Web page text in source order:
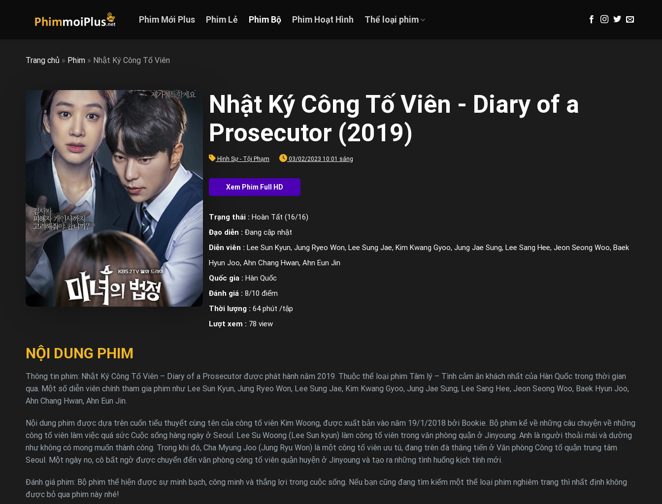
Phim Mới Plus Phim Lẻ Phim Bộ Phim Hoạt Hình Thể loại phim
Trang chủ » Phim » Nhật Ký Công Tố Viên
Nhật Ký Công Tố Viên - Diary of a
Prosecutor (2019)
Hình Sự - Tội Phạm 03/02/2023 10:01 sáng
Trạng thái : Hoàn Tất (16/16)
Đạo diễn : Đang cập nhật
Diễn viên : Lee Sun Kyun, Jung Ryeo Won, Lee Sung Jae, Kim Kwang Gyoo, Jung Jae Sung, Lee Sang Hee, Jeon Seong Woo, Baek
Hyun Joo, Ahn Chang Hwan, Ahn Eun Jin
Quốc gia : Hàn Quốc
Đánh giá : 8/10 điểm
Thời lượng : 64 phút /tập
Lượt xem : 78 view
NỘI DUNG PHIM
Thông tin phim: Nhật Ký Công Tố Viên – Diary of a Prosecutor được phát hành năm 2019. Thuộc thể loại phim Tâm lý – Tình cảm ăn khách nhất của Hàn Quốc trong thời gian
qua. Một số diễn viên chính tham gia phim như Lee Sun Kyun, Jung Ryeo Won, Lee Sung Jae, Kim Kwang Gyoo, Jung Jae Sung, Lee Sang Hee, Jeon Seong Woo, Baek Hyun Joo,
Ahn Chang Hwan, Ahn Eun Jin.
Nội dung phim được dựa trên cuốn tiểu thuyết cùng tên của công tố viên Kim Woong, được xuất bản vào năm 19/1/2018 bởi Bookie. Bộ phim kể về những câu chuyện về những
công tố viên làm việc quá sức Cuộc sống hàng ngày ở Seoul. Lee Su Woong (Lee Sun kyun) làm công tố viên trong văn phòng quận ở Jinyoung. Anh là người thoải mái và dường
như không có mong muốn thành công. Trong khi đó, Cha Myung Joo (Jung Ryu Won) là một công tố viên ưu tú, đang trên đà thăng tiến ở Văn phòng Công tố quận trung tâm
Seoul. Một ngày nọ, cô bất ngờ được chuyển đến văn phòng công tố viên quận huyện ở Jinyoung và tạo ra những tình huống kịch tính mới.
Đánh giá phim: Bộ phim thể hiện được sự minh bạch, công minh và thắng lợi trong cuộc sống. Nếu bạn cũng đang tìm kiếm một thể loại phim nghiêm trang thì nhất định không
được bỏ qua phim này nhé!